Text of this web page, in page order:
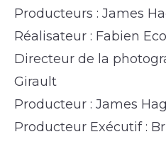
Producteurs : James
Réalisateur : Fabien
Directeur de la
Girault
Producteur : James
Producteur Exécutif :